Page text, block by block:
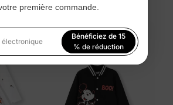
première commande.
électronique
Bénéficiez de 15
% de réduction
vous acceptez notrePolitique de